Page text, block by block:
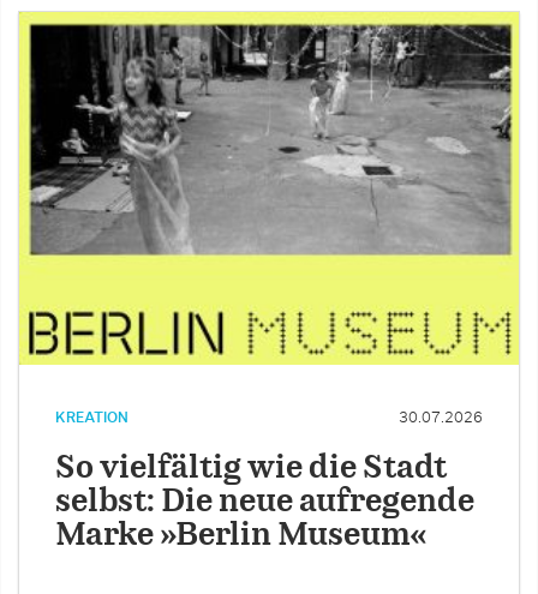
KREATION 30.07.2026
So vielfältig wie die Stadt
selbst: Die neue aufregende
Marke »Berlin Museum«